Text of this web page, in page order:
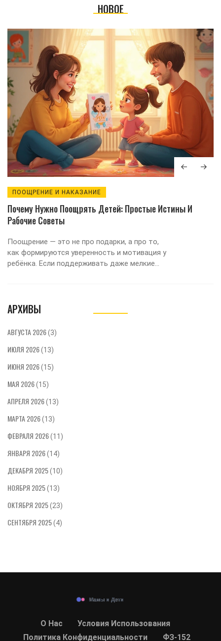
НОВОЕ
ПООЩРЕНИЕ И НАКАЗАНИЕ
Почему Нужно Поощрять Детей: Простые Истины И
Рабочие Советы
Поощрение — это не про подарки, а про то,
как формируются уверенность и мотивация у
ребёнка. Если поддерживать даже мелкие
статье обсуждаются проверенные способы
плюсы такой поддержки. Родители найдут
тут простые советы для ежедневного
применения.
АРХИВЫ
АВГУСТА 2026(3)
ИЮЛЯ 2026(13)
ИЮНЯ 2026(15)
МАЯ 2026(15)
АПРЕЛЯ 2026(13)
МАРТА 2026(13)
ФЕВРАЛЯ 2026(11)
ЯНВАРЯ 2026(14)
ДЕКАБРЯ 2025(10)
НОЯБРЯ 2025(13)
ОКТЯБРЯ 2025(23)
СЕНТЯБРЯ 2025(4)
О Нас
Условия Использования
Политика Конфиденциальности
ФЗ-152